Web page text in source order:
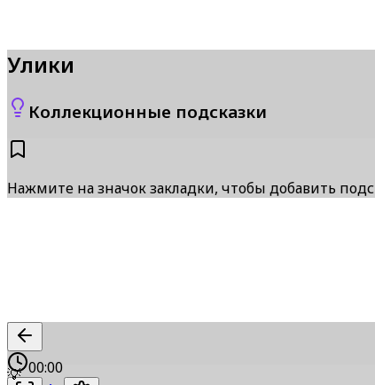
Улики
Коллекционные подсказки
Нажмите на значок закладки, чтобы добавить
00:00
💡